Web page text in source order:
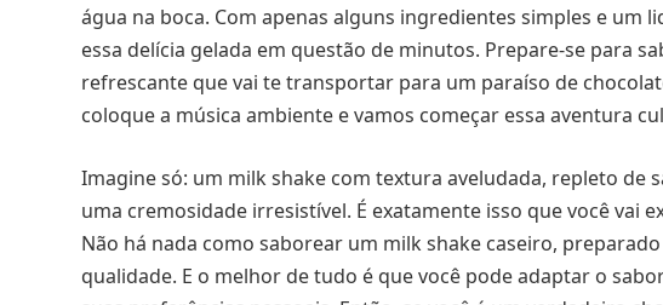
água na boca. Com apenas alguns ingredientes simples e um
essa delícia gelada em questão de minutos. Prepare-se para
refrescante que vai te transportar para um paraíso de
coloque a música ambiente e vamos começar essa aventura
Imagine só: um milk shake com textura aveludada, repleto de
uma cremosidade irresistível. É exatamente isso que você vai
Não há nada como saborear um milk shake caseiro,
qualidade. E o melhor de tudo é que você pode adaptar o